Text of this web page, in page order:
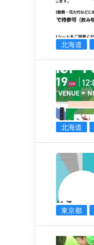
北海道
北海道
東京都